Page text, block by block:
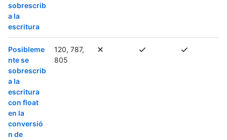
sobrescrib
a la
escritura
Posibleme
nte se
sobrescrib
a la
escritura
con float
en la
conversió
n de
120, 787,
805